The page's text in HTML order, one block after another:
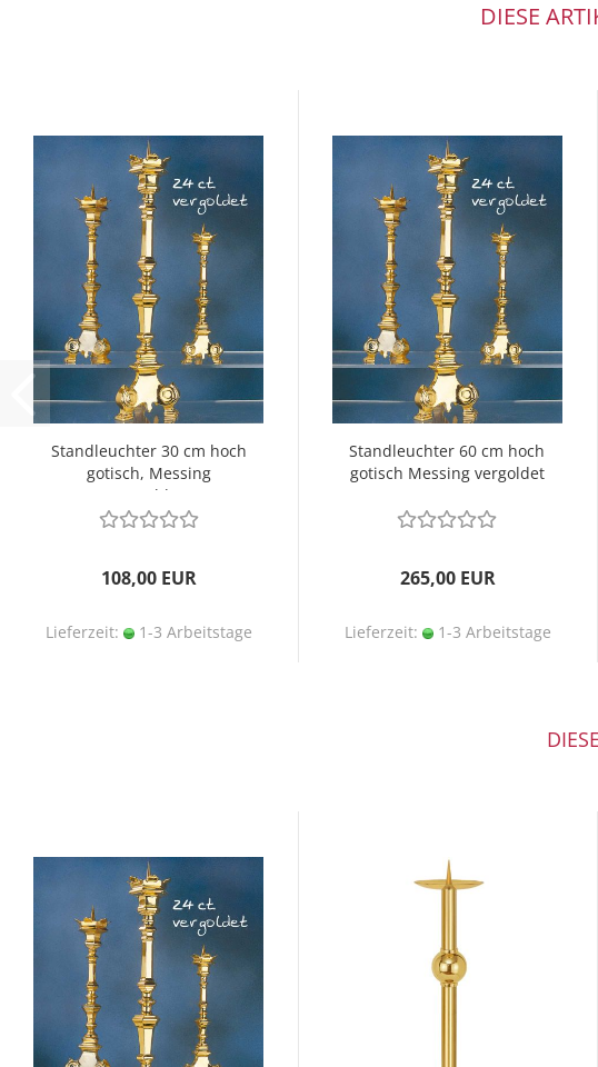
DIESE
Standleuchter 30 cm hoch
gotisch, Messing
vergoldet
108,00 EUR
Lieferzeit: 1-3 Arbeitstage
Standleuchter 60 cm hoch
gotisch Messing vergoldet
265,00 EUR
Lieferzeit: 1-3 Arbeitstage